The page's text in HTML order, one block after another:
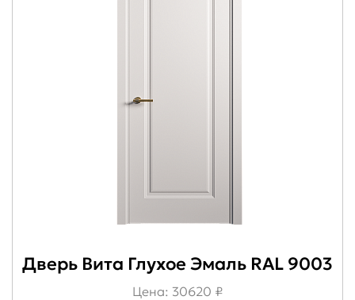
Дверь Вита Глухое Эмаль RAL 9003
Цена: 30620 ₽